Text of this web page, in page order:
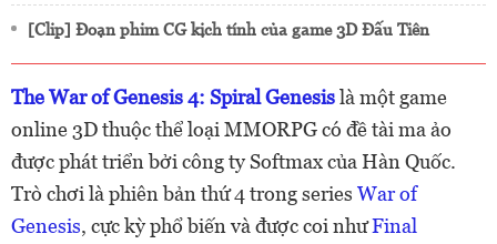
[Clip] Đoạn phim CG kịch tính của game 3D Đấu Tiên
The War of Genesis 4: Spiral Genesislà một game
online 3D thuộc thể loại MMORPG có đề tài ma ảo
được phát triển bởi công ty Softmax của Hàn Quốc.
Trò chơi là phiên bản thứ 4 trong series War of
Genesis, cực kỳ phổ biến và được coi nhưFinal